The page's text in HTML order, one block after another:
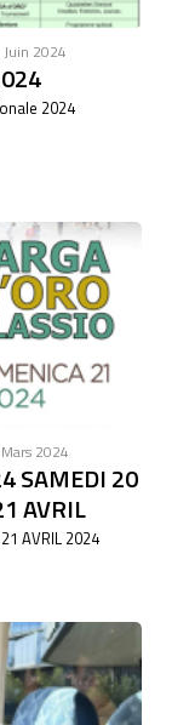
2024
2024
2024
SAMEDI 20
AVRIL
AVRIL 2024